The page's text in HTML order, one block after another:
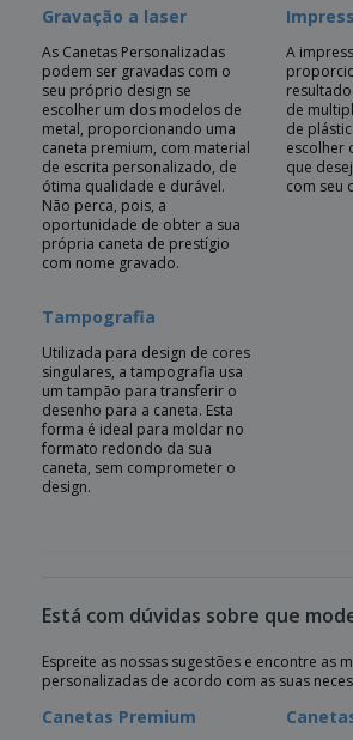
Gravação a laser
As Canetas Personalizadas
podem ser gravadas com o
seu próprio design se
escolher um dos modelos de
metal, proporcionando uma
caneta premium, com material
de escrita personalizado, de
ótima qualidade e durável.
Não perca, pois, a
oportunidade de obter a sua
própria caneta de prestígio
com nome gravado.
A
de
de
escolher
que
com seu
Tampografia
Utilizada para design de cores
singulares, a tampografia usa
um tampão para transferir o
desenho para a caneta. Esta
forma é ideal para moldar no
formato redondo da sua
caneta, sem comprometer o
design.
Está com dúvidas sobre que
Espreite as nossas sugestões e encontre as
personalizadas de acordo com as suas
Canetas Premium